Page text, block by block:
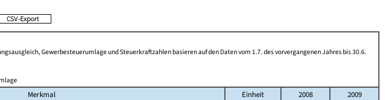
Gewerbesteuerumlage und Steuerkraftzahlen basieren auf den Daten vom 1.7. des vorvergangenen Jahres bis 30.6.
Merkmal Einheit 2008
2009